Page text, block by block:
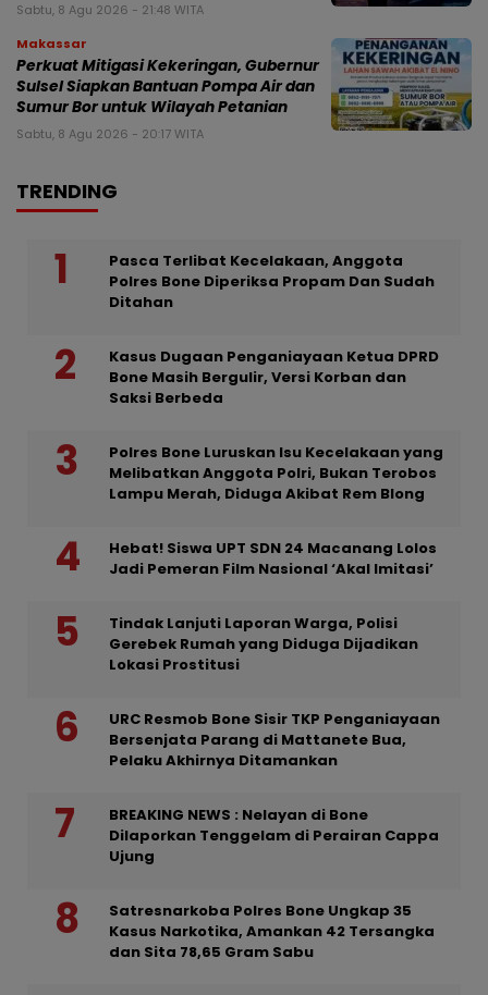
Sabtu, 8 Agu 2026 - 21:48 WITA
Makassar
Perkuat Mitigasi Kekeringan, Gubernur
Sulsel Siapkan Bantuan Pompa Air dan
Sumur Bor untuk Wilayah Petanian
Sabtu, 8 Agu 2026 - 20:17 WITA
TRENDING
Pasca Terlibat Kecelakaan, Anggota
Polres Bone Diperiksa Propam Dan Sudah
Ditahan
Kasus Dugaan Penganiayaan Ketua DPRD
Bone Masih Bergulir, Versi Korban dan
Saksi Berbeda
Polres Bone Luruskan Isu Kecelakaan yang
Melibatkan Anggota Polri, Bukan Terobos
Lampu Merah, Diduga Akibat Rem Blong
Hebat! Siswa UPT SDN 24 Macanang Lolos
Jadi Pemeran Film Nasional ‘Akal Imitasi’
Tindak Lanjuti Laporan Warga, Polisi
Gerebek Rumah yang Diduga Dijadikan
Lokasi Prostitusi
URC Resmob Bone Sisir TKP Penganiayaan
Bersenjata Parang di Mattanete Bua,
Pelaku Akhirnya Ditamankan
BREAKING NEWS : Nelayan di Bone
Dilaporkan Tenggelam di Perairan Cappa
Ujung
Satresnarkoba Polres Bone Ungkap 35
Kasus Narkotika, Amankan 42 Tersangka
dan Sita 78,65 Gram Sabu